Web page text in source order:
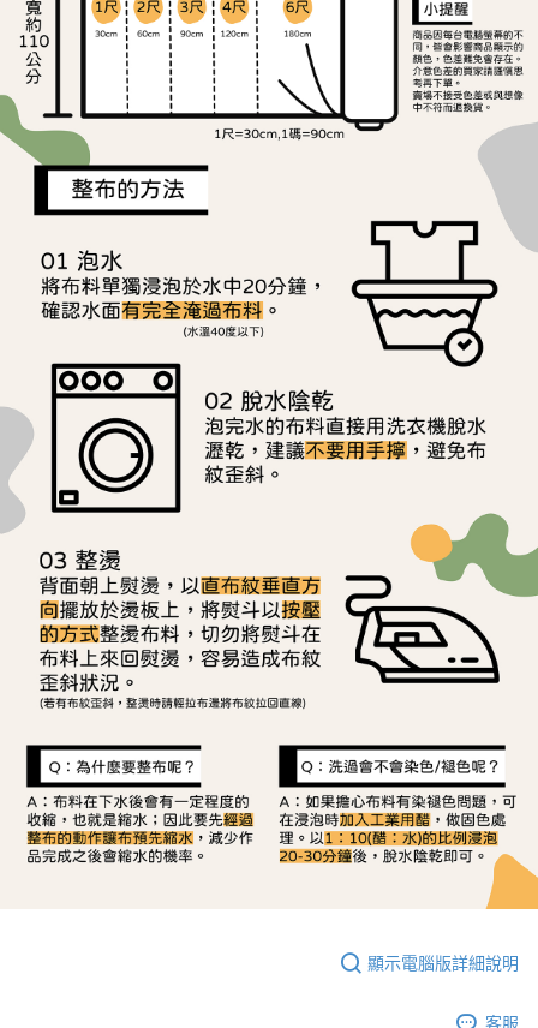
購買商品的店家。未經商家同意取消之訂單仍視為有效，需透過AFTEE先享
後付繳納相關費用。
※ 交易是否成功請以「AFTEE先享後付 」之結帳頁面顯示為準，若有關於
是否繳費成功／繳費後需取消欲退款等相關疑問，請聯繫「AFTEE先享後付
客戶支援中心」 https://netprotections.freshdesk.com/support/home
【注意事項】
１．透過由恩沛科技股份有限公司提供之「AFTEE先享後付」服務完成之交
易，需依本服務之必要範圍內提供個人資料，並將交易相關給付款項請求債
權轉讓予恩沛科技股份有限公司。
https://aftee.tw/terms/#terms3
３．未成年的使用者請事先徵得法定代理人或監護人之同意方可使用
「AFTEE先享後付」，若未經同意申辦者引起之損失，本公司不負相關責
任。
４．使用「AFTEE先享後付」時，將依據個別帳號之用戶狀況，依本公司即
時審查核予不同之上限額度；若仍有額度不足之情形，本公司將視審查結果
請求用戶進行身份認證。
５．嚴禁一人註冊多個帳號或使用他人資訊註冊。若發現惡意使用之情形，
恩沛科技股份有限公司將有權停止該用戶之使用額度並採取法律行動。
每筆NT$150，滿NT$1,500(含以上)免運費
離島宅配
每筆NT$240
顯示電腦版詳細說明
客服